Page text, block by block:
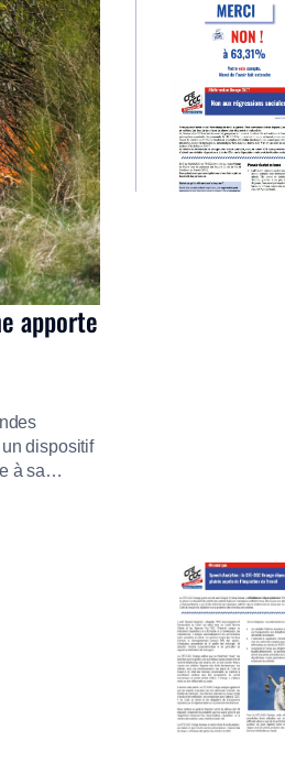
apporte
dispositif
à sa